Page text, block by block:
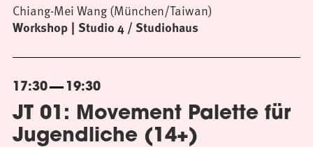
Workshop Studio 4 / Studiohaus
Chiang-Mei Wang (München/Taiwan)
17:30 19:30
JT 01: Movement Palette für
Jugendliche (14+)